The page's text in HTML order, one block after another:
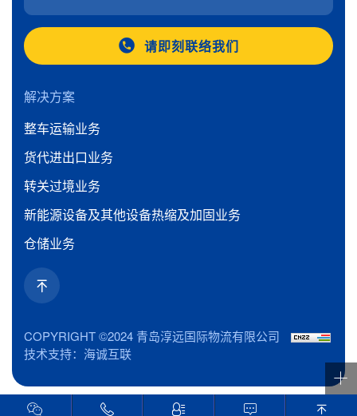
请即刻联络我们
解决方案
整车运输业务
货代进出口业务
转关过境业务
新能源设备及其他设备热缩及加固业务
仓储业务
COPYRIGHT ©2024 青岛淳远国际物流有限公司
技术支持：海诚互联